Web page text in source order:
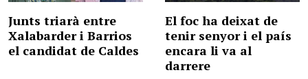
Junts triarà entre
Xalabarder i Barrios
el candidat de Caldes
El foc ha deixat de
tenir senyor i el país
encara li va al
darrere